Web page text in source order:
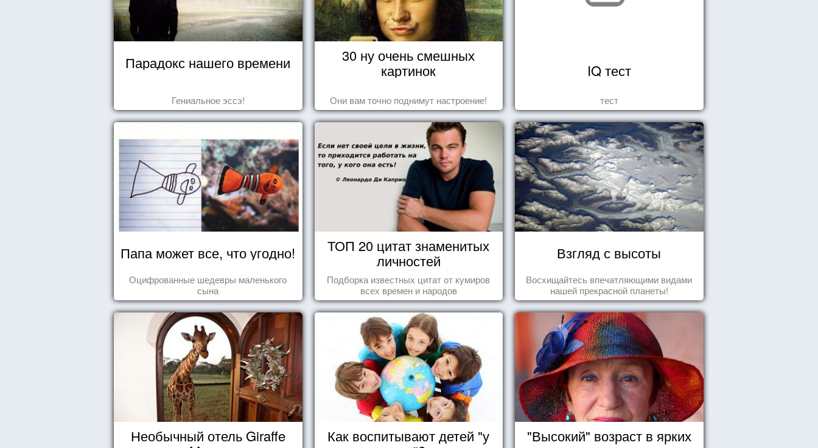
Парадокс нашего времени
Гениальное эссэ!
30 ну очень смешных
картинок
Они вам точно поднимут настроение!
IQ тест
тест
Папа может все, что угодно!
Оцифрованные шедевры маленького
сына
ТОП 20 цитат знаменитых
личностей
Подборка известных цитат от кумиров
всех времен и народов
Взгляд с высоты
Восхищайтесь впечатляющими видами
нашей прекрасной планеты!
Необычный отель Giraffe
Как воспитывают детей "у
"Высокий" возраст в ярких